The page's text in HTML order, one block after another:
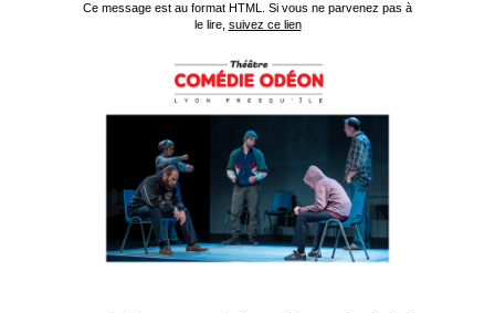
Ce message est au format HTML. Si vous ne parvenez pas à
le lire, suivez ce lien